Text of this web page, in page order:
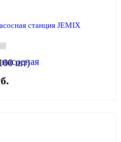
станция JEMIX
шт)